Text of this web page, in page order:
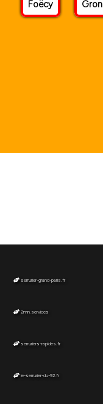
Foëcy Gron
serrurier-grand-paris.fr
2mn.services
serruriers-rapides.fr
le-serrurier-du-92.fr